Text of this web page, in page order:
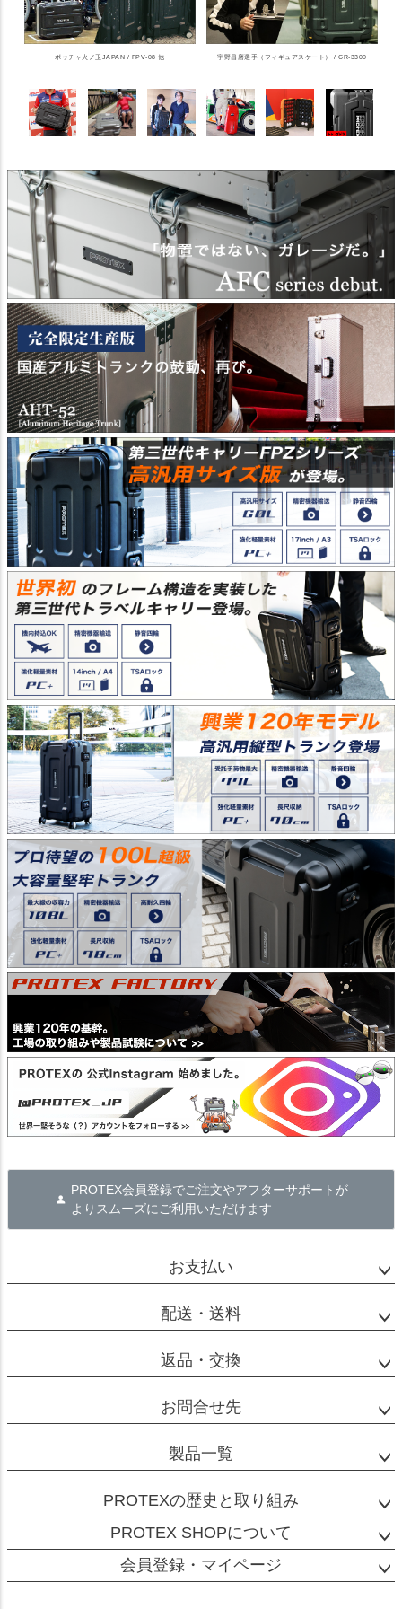
ボッチャ火ノ玉JAPAN / FPV-08 他 宇野昌磨選手（フィギュアスケート） / CR-3300
PROTEX会員登録でご注文やアフターサポートが
よりスムーズにご利用いただけます
お支払い
配送・送料
返品・交換
お問合せ先
製品一覧
PROTEXの歴史と取り組み
PROTEX SHOPについて
会員登録・マイページ